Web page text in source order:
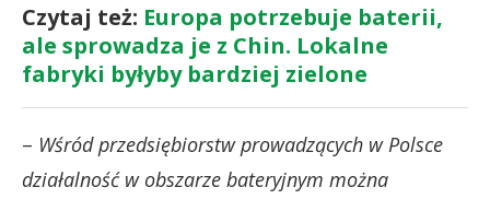
Czytaj też: Europa potrzebuje baterii,
ale sprowadza je z Chin. Lokalne
fabryki byłyby bardziej zielone
– Wśród przedsiębiorstw prowadzących w Polsce
działalność w obszarze bateryjnym można